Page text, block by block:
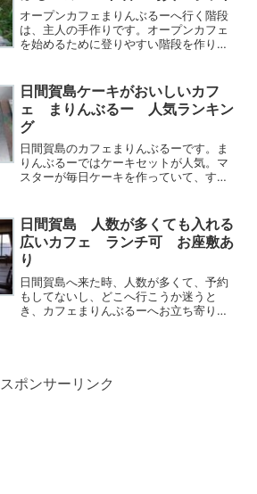
オープンカフェまりんぶるーへ行く階段
は、主人の手作りです。オープンカフェ
を始めるために登りやすい階段を作りま
は、今や写真スポットとして人気になっ
ています。オープンカフェ...
日間賀島ケーキがおいしいカフ
ェ まりんぶるー 人気ランキン
グ
日間賀島のカフェまりんぶるーです。ま
りんぶるーではケーキセットが人気。マ
スターが毎日ケーキを作っていて、すべ
（ケーキは日替わり。マスターおまかせ
です）ケーキセットは、マ...
日間賀島 人数が多くても入れる
広いカフェ ランチ可 お座敷あ
り
日間賀島へ来た時、人数が多くて、予約
もしてないし、どこへ行こうか迷うと
き、カフェまりんぶるーへお立ち寄りく
スポンサーリンク